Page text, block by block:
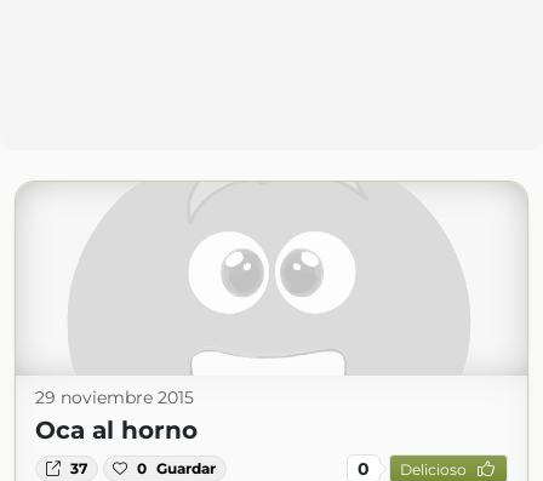
29 noviembre 2015
Oca al horno
37 0 Guardar 0 Delicioso